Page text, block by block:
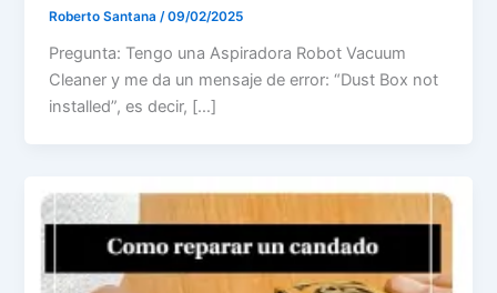
Roberto Santana/09/02/2025
Pregunta: Tengo una Aspiradora Robot Vacuum
Cleaner y me da un mensaje de error: “Dust Box not
installed”, es decir, […]